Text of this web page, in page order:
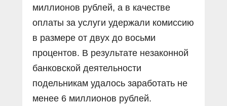
миллионов рублей, а в качестве
оплаты за услуги удержали комиссию
в размере от двух до восьми
процентов. В результате незаконной
банковской деятельности
подельникам удалось заработать не
менее 6 миллионов рублей.